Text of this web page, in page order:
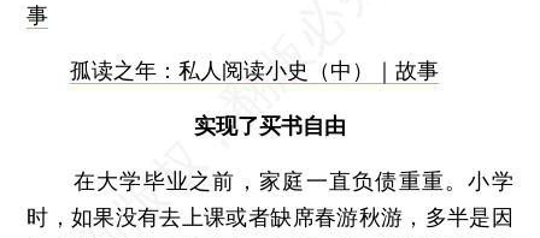
事
孤读之年：私人阅读小史（中）｜故事
实现了买书自由
在大学毕业之前，家庭一直负债重重。小学
时，如果没有去上课或者缺席春游秋游，多半是因